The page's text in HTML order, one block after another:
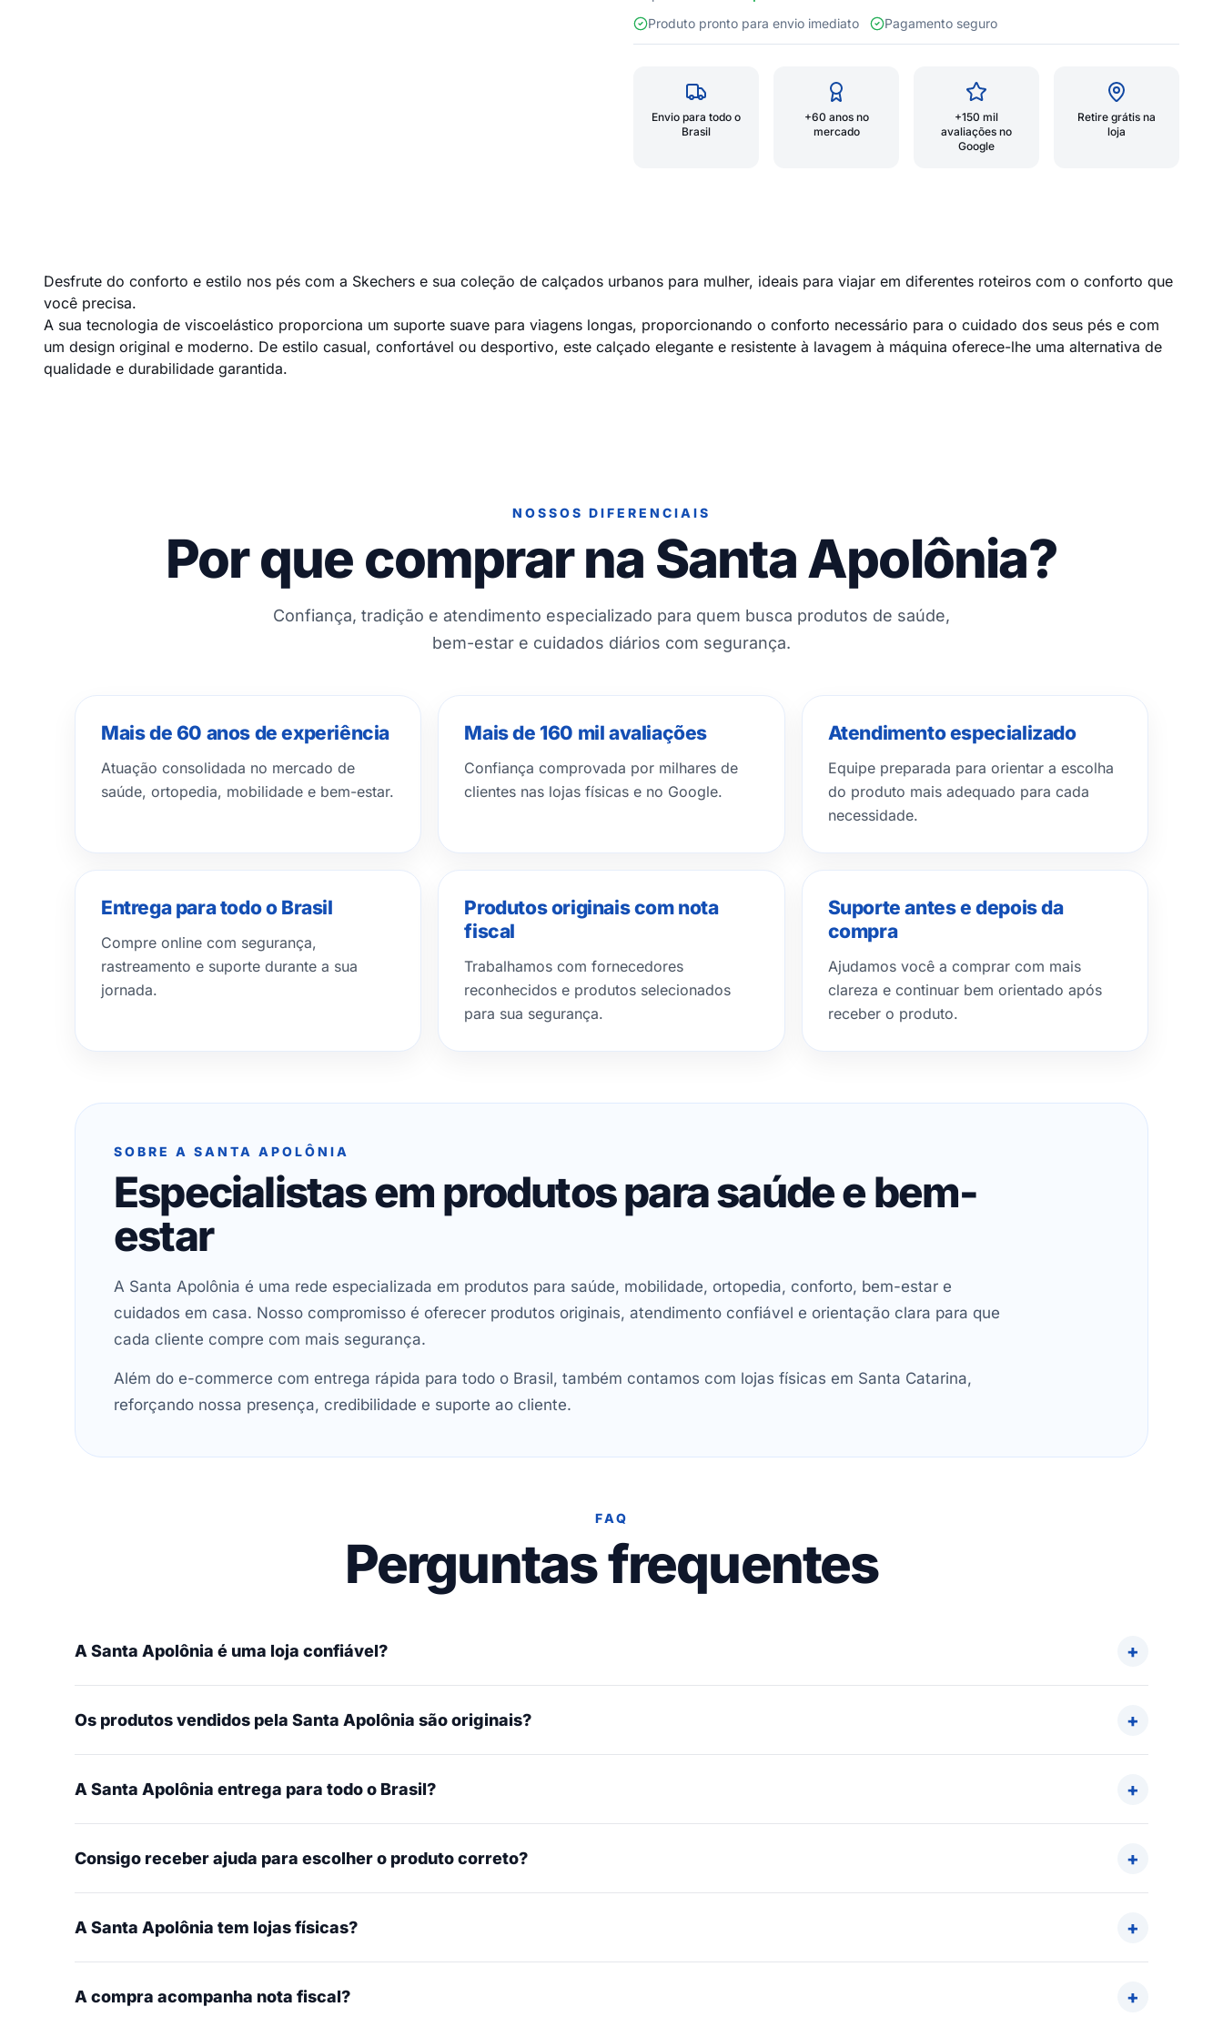
Produto pronto para envio imediato
Pagamento seguro
Envio para todo o
Brasil
+60 anos no
mercado
+150 mil
avaliações no
Google
Retire grátis na
loja
Desfrute do conforto e estilo nos pés com a Skechers e sua coleção de calçados urbanos para mulher, ideais para viajar em diferentes roteiros com o conforto que
você precisa.
A sua tecnologia de viscoelástico proporciona um suporte suave para viagens longas, proporcionando o conforto necessário para o cuidado dos seus pés e com
um design original e moderno. De estilo casual, confortável ou desportivo, este calçado elegante e resistente à lavagem à máquina oferece-lhe uma alternativa de
qualidade e durabilidade garantida.
NOSSOS DIFERENCIAIS
Por que comprar na Santa Apolônia?
Confiança, tradição e atendimento especializado para quem busca produtos de saúde,
bem-estar e cuidados diários com segurança.
Mais de 60 anos de experiência
Atuação consolidada no mercado de
saúde, ortopedia, mobilidade e bem-estar.
Mais de 160 mil avaliações
Confiança comprovada por milhares de
clientes nas lojas físicas e no Google.
Atendimento especializado
Equipe preparada para orientar a escolha
do produto mais adequado para cada
necessidade.
Entrega para todo o Brasil
Compre online com segurança,
rastreamento e suporte durante a sua
jornada.
Produtos originais com nota
fiscal
Trabalhamos com fornecedores
reconhecidos e produtos selecionados
para sua segurança.
Suporte antes e depois da
compra
Ajudamos você a comprar com mais
clareza e continuar bem orientado após
receber o produto.
SOBRE A SANTA APOLÔNIA
Especialistas em produtos para saúde e bem-
estar
A Santa Apolônia é uma rede especializada em produtos para saúde, mobilidade, ortopedia, conforto, bem-estar e
cuidados em casa. Nosso compromisso é oferecer produtos originais, atendimento confiável e orientação clara para que
cada cliente compre com mais segurança.
Além do e-commerce com entrega rápida para todo o Brasil, também contamos com lojas físicas em Santa Catarina,
reforçando nossa presença, credibilidade e suporte ao cliente.
FAQ
Perguntas frequentes
A Santa Apolônia é uma loja confiável?
Os produtos vendidos pela Santa Apolônia são originais?
A Santa Apolônia entrega para todo o Brasil?
Consigo receber ajuda para escolher o produto correto?
A Santa Apolônia tem lojas físicas?
A compra acompanha nota fiscal?